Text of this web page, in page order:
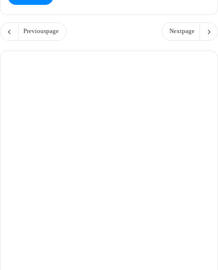
Previous page Next page